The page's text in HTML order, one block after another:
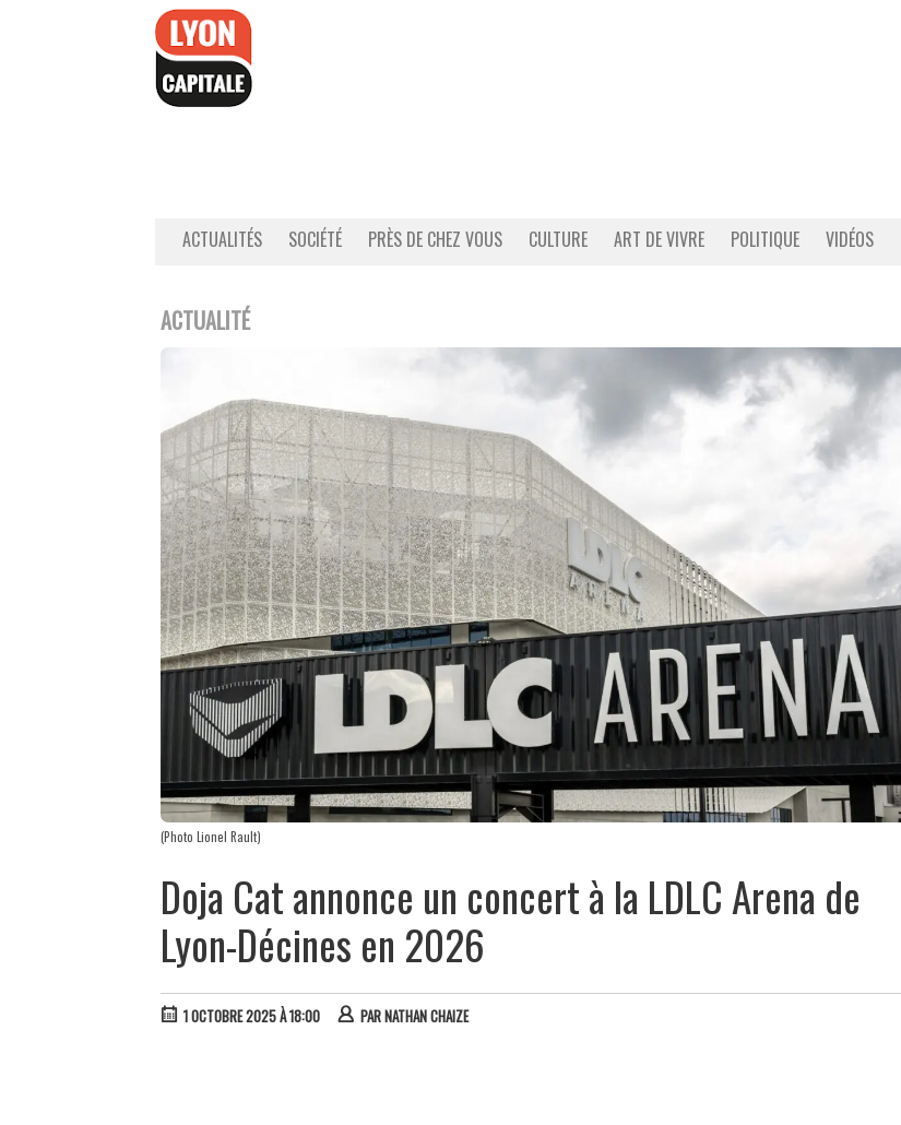
ACTUALITÉS SOCIÉTÉ PRÈS DE CHEZ VOUS CULTURE ART DE VIVRE POLITIQUE VIDÉOS
ACTUALITÉ
(Photo Lionel Rault)
Doja Cat annonce un concert à la LDLC Arena de
Lyon-Décines en 2026
1 OCTOBRE 2025 À 18:00 PARNATHAN CHAIZE